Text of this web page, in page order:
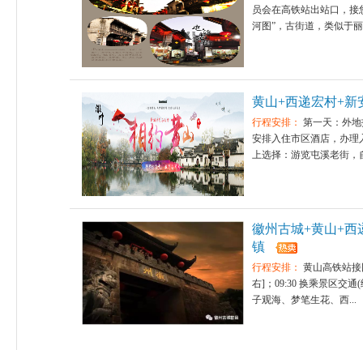
员会在高铁站出站口，
河图”，古街道，类似于
黄山+西递宏村+新
行程安排： 第一天：外
安排入住市区酒店，办
上选择：游览屯溪老街
徽州古城+黄山+西
镇
行程安排： 黄山高铁站
右]；09:30 换乘景区交通
子观海、梦笔生花、西...